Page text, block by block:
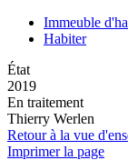
Immeuble
Habiter
État
2019
En traitement
Thierry Werlen
Retour à la vue
Imprimer la page